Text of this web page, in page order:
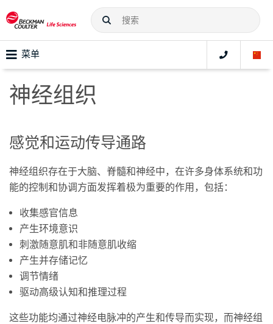
菜单
神经组织
感觉和运动传导通路
神经组织存在于大脑、脊髓和神经中，在许多身体系统和功
能的控制和协调方面发挥着极为重要的作用，包括：
收集感官信息
产生环境意识
刺激随意肌和非随意肌收缩
产生并存储记忆
调节情绪
驱动高级认知和推理过程
这些功能均通过神经电脉冲的产生和传导而实现，而神经组